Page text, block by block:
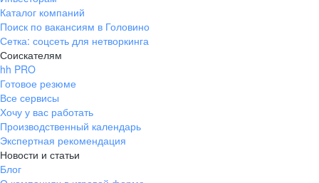
Каталог компаний
Поиск по вакансиям в Головино
Сетка: соцсеть для нетворкинга
Соискателям
hh PRO
Готовое резюме
Все сервисы
Хочу у вас работать
Производственный календарь
Экспертная рекомендация
Новости и статьи
Блог